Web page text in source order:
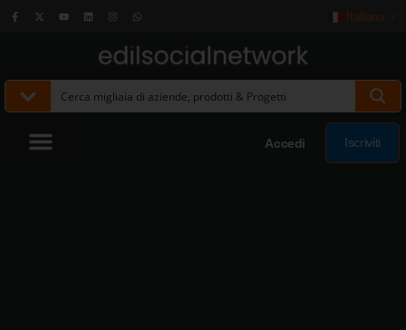
Italiano
Accedi Iscriviti